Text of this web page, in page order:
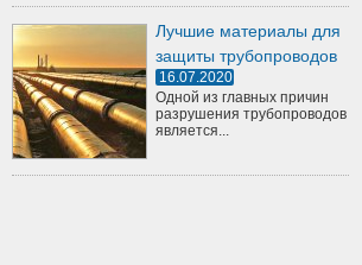
Лучшие материалы для
защиты трубопроводов
16.07.2020
Одной из главных причин
разрушения трубопроводов
является...